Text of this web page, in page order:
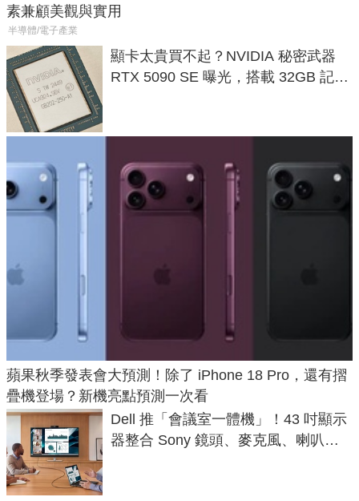
素兼顧美觀與實用
半導體/電子產業
顯卡太貴買不起？NVIDIA 秘密武器
RTX 5090 SE 曝光，搭載 32GB 記憶
蘋果秋季發表會大預測！除了 iPhone 18 Pro，還有摺
疊機登場？新機亮點預測一次看
Dell 推「會議室一體機」！43 吋顯示
器整合 Sony 鏡頭、麥克風、喇叭，